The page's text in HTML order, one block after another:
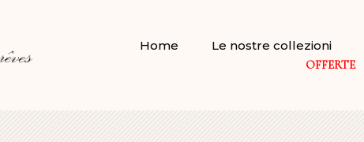
Home Le nostre collezioni
OFFERTE